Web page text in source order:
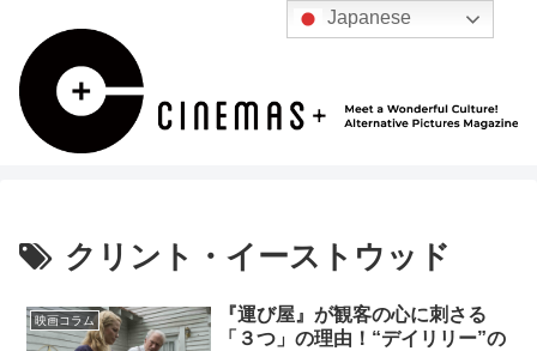
クリント・イーストウッド
映画コラム
『運び屋』が観客の心に刺さる
「３つ」の理由！“デイリリー”の
Japanese